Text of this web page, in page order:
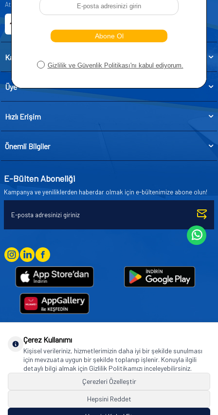
Atatürk, Kıraç Mevkii, Orhan Veli Cd. D:No:19, 34522 Esenyurt/İstanbul
Kategoriler
Üye
Hızlı Erişim
Önemli Bilgiler
E-Bülten Aboneliği
Kampanya ve yeniliklerden haberdar olmak için e-bültenimize abone olun!
Goodyear (and Winged Foot Design) are trademarks of or licensed to The Goodyear
Tire & Rubber Company used under license by Basbug Group Company,
Istanbul/Türkiye. © 2026 The Goodyear Tire & Rubber Company.
Çerez Kullanımı
Kişisel verileriniz, hizmetlerimizin daha iyi bir şekilde sunulması
için mevzuata uygun bir şekilde toplanıp işlenir. Konuyla ilgili
detaylı bilgi almak için Gizlilik Politikamızı inceleyebilirsiniz.
Çerezleri Özelleştir
Hepsini Reddet